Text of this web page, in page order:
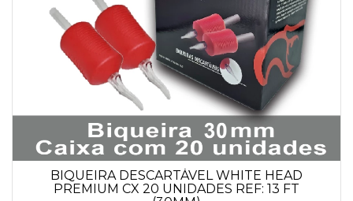
BIQUEIRA DESCARTÁVEL WHITE HEAD
PREMIUM CX 20 UNIDADES REF: 13 FT